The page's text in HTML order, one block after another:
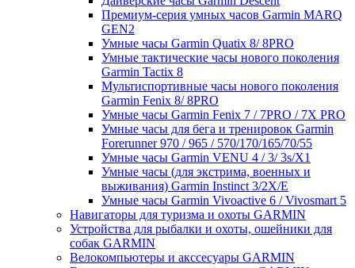
Премиум-серия умных часов Garmin MARQ
GEN2
Умные часы Garmin Quatix 8/ 8PRO
Умные тактические часы нового поколения
Garmin Tactix 8
Мультиспортивные часы нового поколения
Garmin Fenix 8/ 8PRO
Умные часы Garmin Fenix 7 / 7PRO / 7X PRO
Умные часы для бега и тренировок Garmin
Forerunner 970 / 965 / 570/170/165/70/55
Умные часы Garmin VENU 4 / 3/ 3s/X1
Умные часы (для экстрима, военных и
выживания) Garmin Instinct 3/2X/E
Умные часы Garmin Vivoactive 6 / Vivosmart 5
Навигаторы для туризма и охоты GARMIN
Устройства для рыбалки и охоты, ошейники для
собак GARMIN
Велокомпьютеры и акссесуары GARMIN